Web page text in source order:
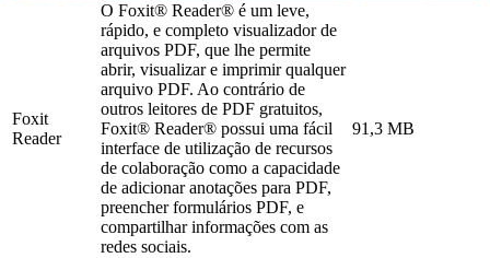
Foxit
Reader
O Foxit® Reader® é um leve,
rápido, e completo visualizador de
arquivos PDF, que lhe permite
abrir, visualizar e imprimir qualquer
arquivo PDF. Ao contrário de
outros leitores de PDF gratuitos,
Foxit® Reader® possui uma fácil
interface de utilização de recursos
de colaboração como a capacidade
de adicionar anotações para PDF,
preencher formulários PDF, e
compartilhar informações com as
redes sociais.
91,3 MB